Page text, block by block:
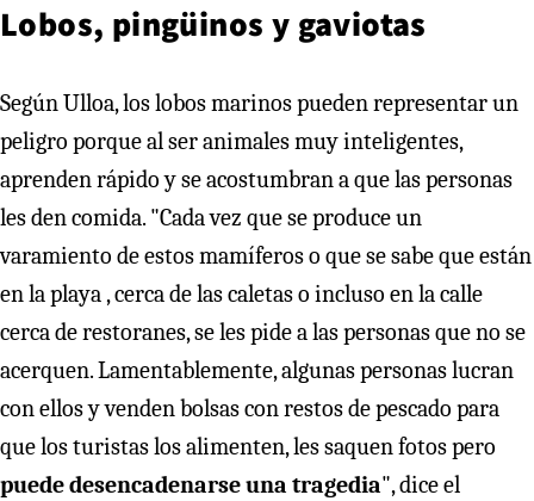
Lobos, pingüinos y gaviotas
Según Ulloa, los lobos marinos pueden representar un
peligro porque al ser animales muy inteligentes,
aprenden rápido y se acostumbran a que las personas
les den comida. "Cada vez que se produce un
varamiento de estos mamíferos o que se sabe que están
en la playa , cerca de las caletas o incluso en la calle
cerca de restoranes, se les pide a las personas que no se
acerquen. Lamentablemente, algunas personas lucran
con ellos y venden bolsas con restos de pescado para
que los turistas los alimenten, les saquen fotos pero
puede desencadenarse una tragedia", dice el